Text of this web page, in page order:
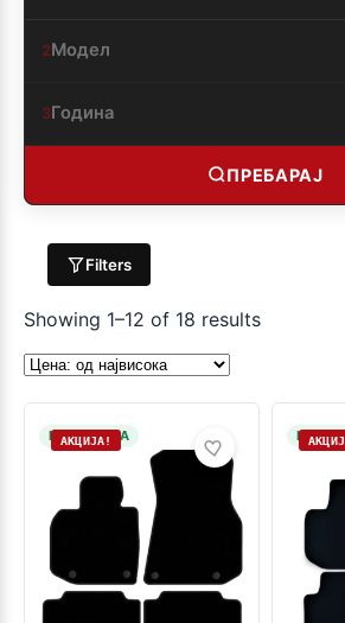
2Модел
3Година
ПРЕБАРАЈ
Filters
Showing 1–12 of 18 results
НА ЗАЛИХА
АКЦИЈА! НА